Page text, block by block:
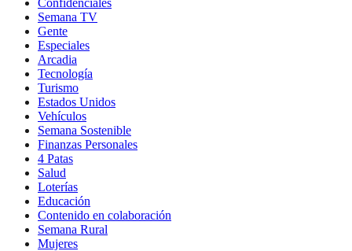
Semana TV
Gente
Especiales
Arcadia
Tecnología
Turismo
Estados Unidos
Vehículos
Semana Sostenible
Finanzas Personales
4 Patas
Salud
Loterías
Educación
Contenido en colaboración
Semana Rural
Mujeres